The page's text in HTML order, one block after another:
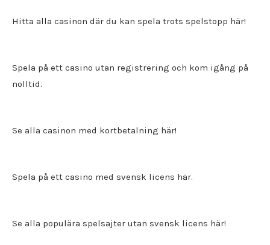
Hitta alla casinon där du kan spela trots spelstopp här!
Spela på ett casino utan registrering och kom igång på
nolltid.
Se alla casinon med kortbetalning här!
Spela på ett casino med svensk licens här.
Se alla populära spelsajter utan svensk licens här!